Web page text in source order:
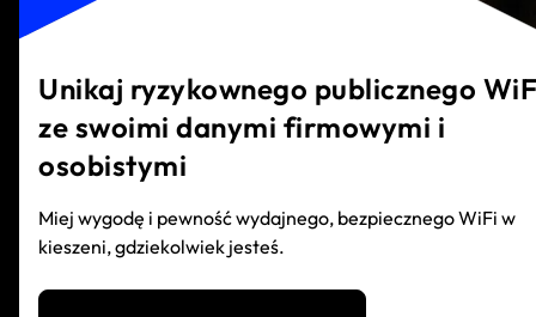
Unikaj ryzykownego publicznego
ze swoimi danymi firmowymi i
osobistymi
Miej wygodę i pewność wydajnego, bezpiecznego WiFi w
kieszeni, gdziekolwiek jesteś.